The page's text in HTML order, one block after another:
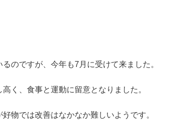
のですが、今年も7月に受けて来ました。
く、食事と運動に留意となりました。
物では改善はなかなか難しいようです。